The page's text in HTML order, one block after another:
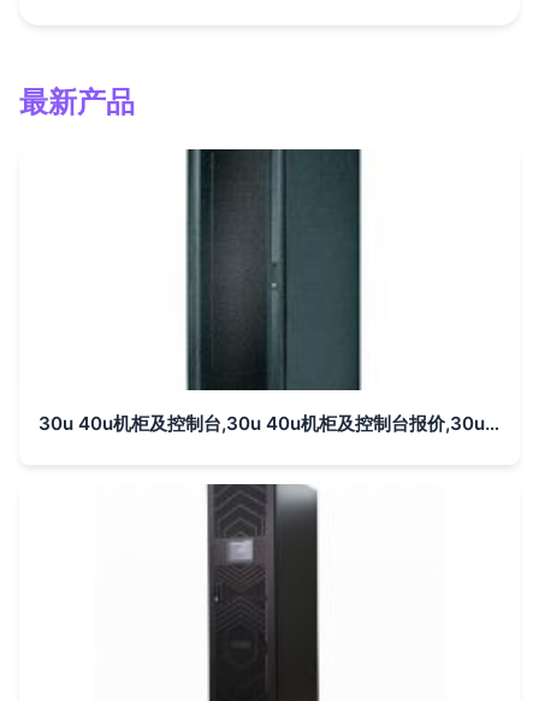
最新产品
30u 40u机柜及控制台,30u 40u机柜及控制台报价,30u 40u机柜及控制台怎么样 it168产品报价